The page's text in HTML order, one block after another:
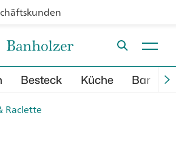
Besteck Küche Bar
Raclette